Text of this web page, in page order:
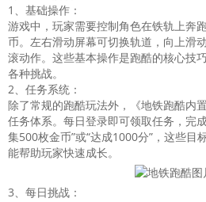
1、基础操作：
游戏中，玩家需要控制角色在铁轨上奔
币。左右滑动屏幕可切换轨道，向上滑
滚动作。这些基本操作是跑酷的核心技
各种挑战。
2、任务系统：
除了常规的跑酷玩法外，《地铁跑酷内
任务体系。每日登录即可领取任务，完
集500枚金币”或“达成1000分”，这些目
能帮助玩家快速成长。
3、每日挑战：